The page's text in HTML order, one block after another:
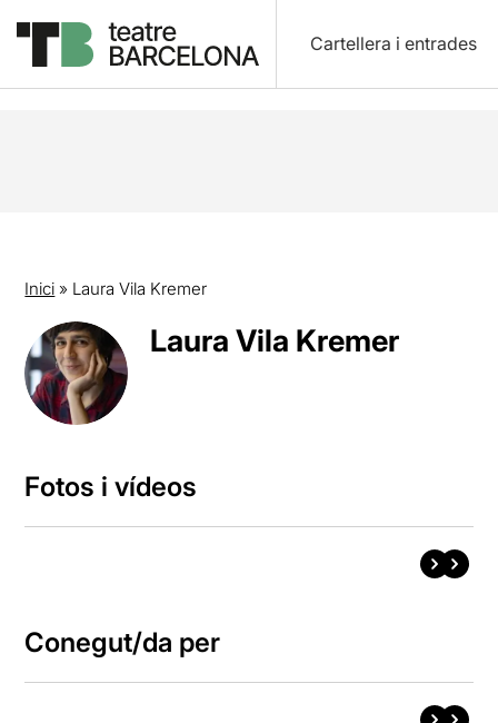
Cartellera i entrades
Inici » Laura Vila Kremer
Laura Vila Kremer
Fotos i vídeos
Conegut/da per